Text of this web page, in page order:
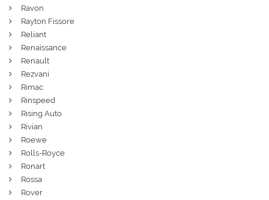
Ravon
Rayton Fissore
Reliant
Renaissance
Renault
Rezvani
Rimac
Rinspeed
Rising Auto
Rivian
Roewe
Rolls-Royce
Ronart
Rossa
Rover